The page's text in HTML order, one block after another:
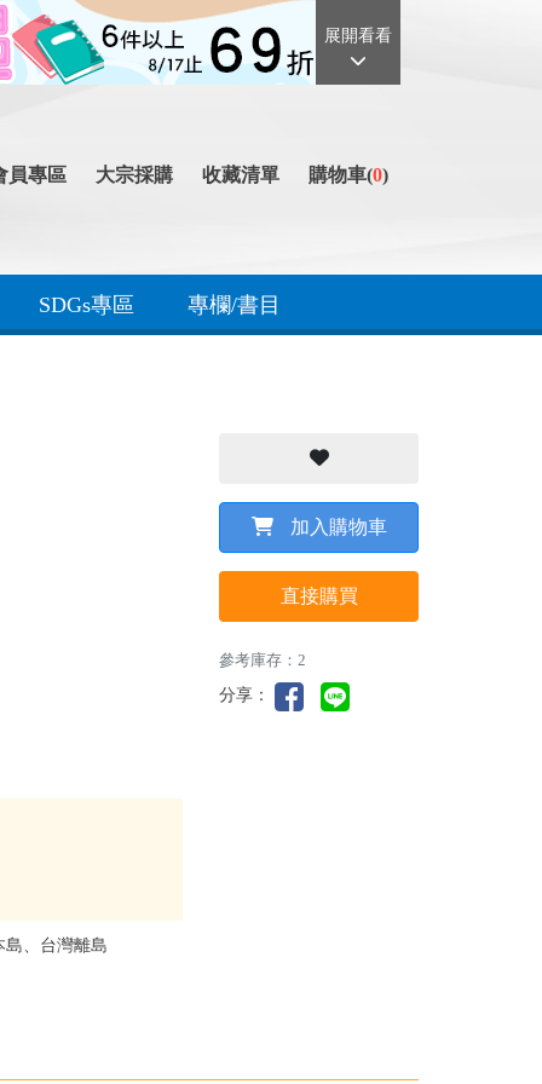
展開看看
員專區 大宗採購 收藏清單 購物車(0)
SDGs專區 專欄/書目
島、台灣離島
加入購物車
直接購買
參考庫存：2
分享：